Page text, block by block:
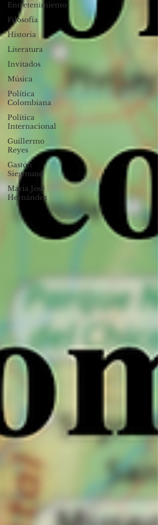
Entretenimiento
Filosofía
Historia
Literatura
Invitados
Música
Política
Colombiana
Política
Internacional
Guillermo
Reyes
Gastón
Siegmund
Maria José
Hernández